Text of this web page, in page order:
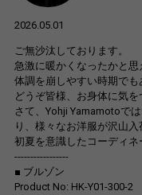
2026.05.01
ご無沙汰しております。
急激に暖かくなったかと思
体調を崩しやすい時期でも
どうぞ皆様、お身体に気を
さて、Yohji Yamamotoで
り、様々なお洋服が沢山入
初夏を意識したコーディネ
-----------------
■ ブルゾン
Product No: HK-Y01-300-2